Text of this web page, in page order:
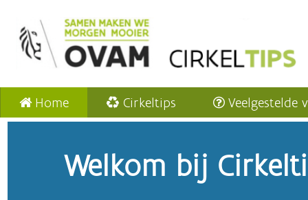
Home Cirkeltips Veelgestelde
Welkom bij